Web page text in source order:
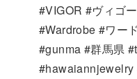
#VIGOR #ヴィゴ
#Wardrobe #ワー
#gunma #群馬県
#hawaiannjewelry